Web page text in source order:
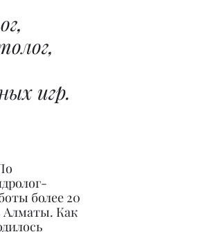
игр.
более 20
Алматы. Как